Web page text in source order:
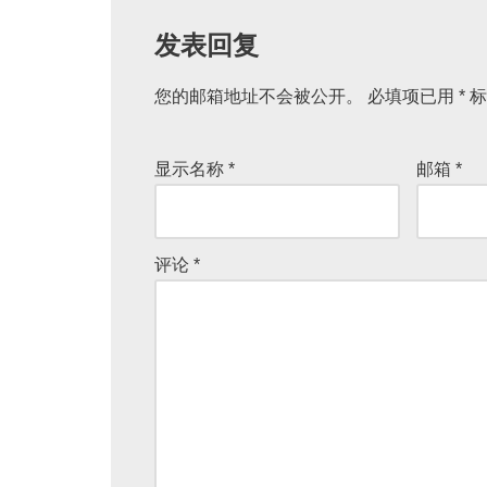
发表回复
您的邮箱地址不会被公开。 必填项已用 *
显示名称 * 邮箱*
评论 *
A
r
a
ti